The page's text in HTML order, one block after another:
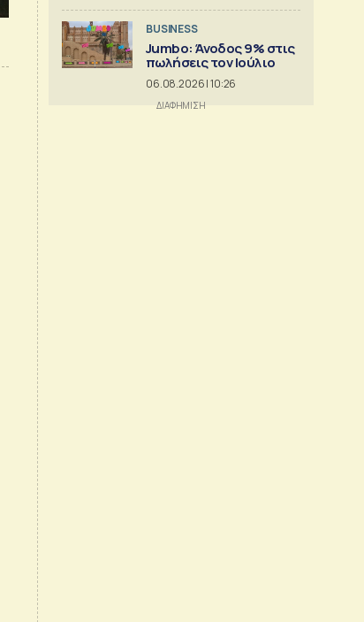
BUSINESS
Jumbo: Άνοδος 9% στις
πωλήσεις τον Ιούλιο
06.08.2026 | 10:26